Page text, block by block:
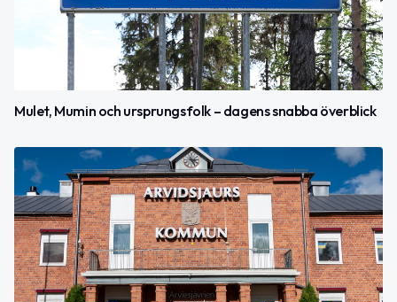
Mulet, Mumin och ursprungsfolk – dagens snabba överblick